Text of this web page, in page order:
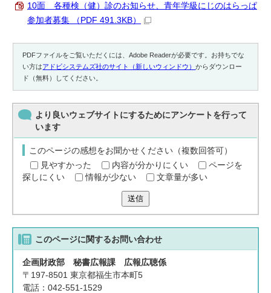
10面 各種検（健）診のお知らせ、青年学級にじのはらっぱ
参加者募集 （PDF 491.3KB）
PDFファイルをご覧いただくには、Adobe Readerが必要です。お持ちでな
い方はアドビシステムズ社のサイト（新しいウィンドウ）からダウンロー
ド（無料）してください。
より良いウェブサイトにするためにアンケートを行って
います
このページの感想をお聞かせください（複数回答可）
見やすかった
内容が分かりにくい
ページを
探しにくい
情報が少ない 文章量が多い
送信
このページに関するお問い合わせ
企画財政部 秘書広報課 広報広聴係
〒197-8501 東京都福生市本町5
電話：042-551-1529